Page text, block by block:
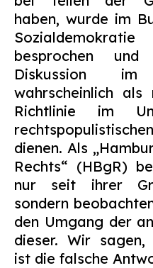
haben, wurde im
besprochen
Diskussion im
wahrscheinlich als
Richtlinie im
dienen. Als
Rechts“ (HBgR)
nur seit ihrer
sondern
den Umgang der
dieser. Wir sagen,
ist die falsche